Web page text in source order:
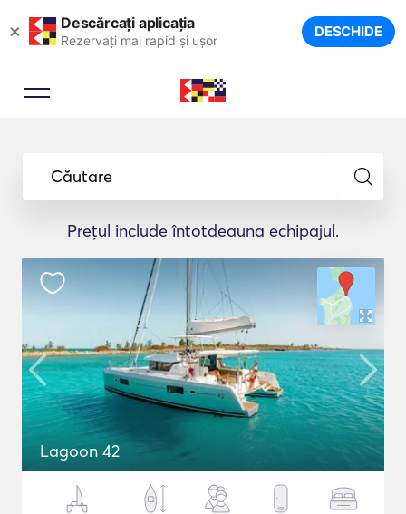
× Descărcați aplicația
Rezervați mai rapid și ușor DESCHIDE
Căutare
Prețul include întotdeauna echipajul.
Lagoon 42